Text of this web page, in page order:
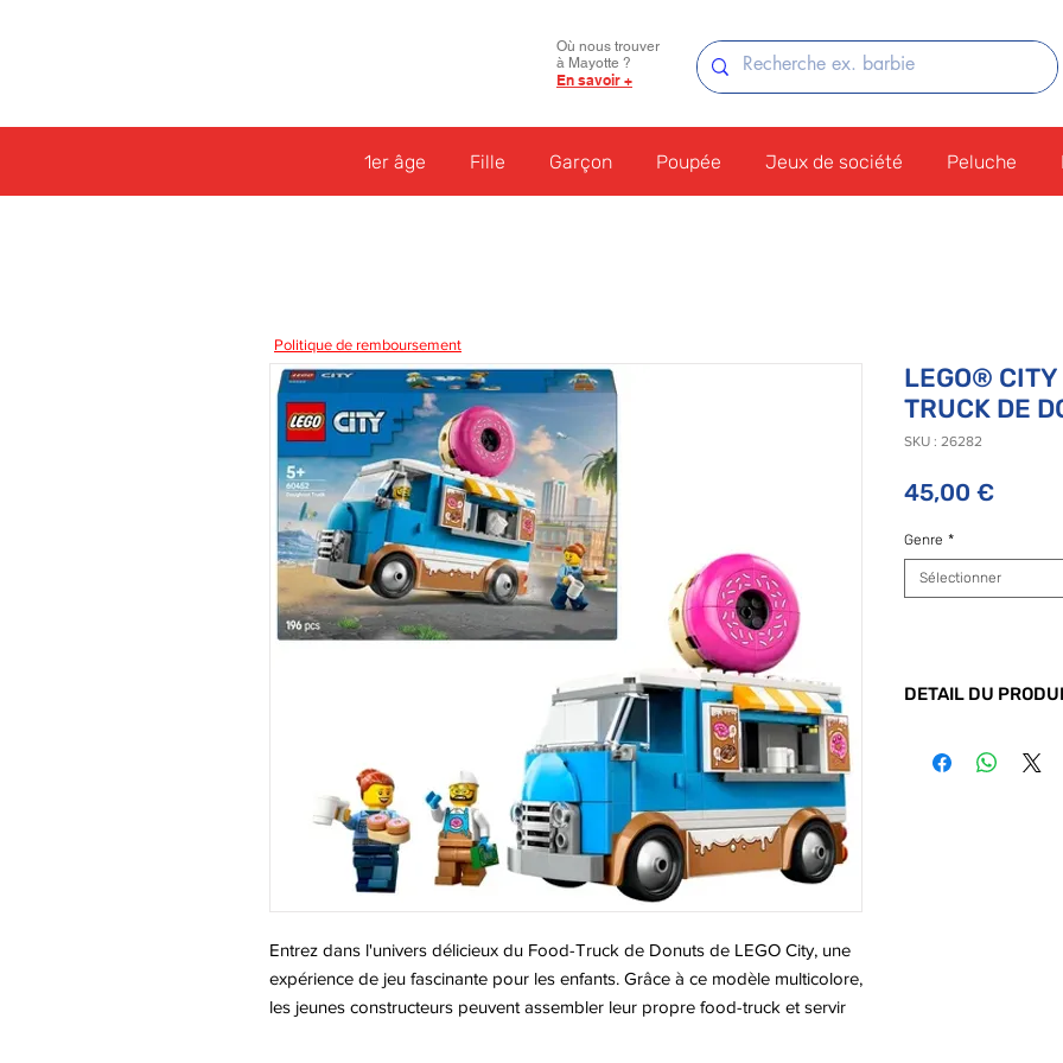
Où nous trouver
à Mayotte ?
En savoir +
1er âge Fille Garçon Poupée Jeux de société Peluche
Entrez dans l'univers délicieux du Food-Truck de Donuts de LEGO City, une
expérience de jeu fascinante pour les enfants. Grâce à ce modèle multicolore,
les jeunes constructeurs peuvent assembler leur propre food-truck et servir
LEGO®
TRUCK DE
SKU : 26282
45,00 €Prix
Genre *
Sélectionner
DETAIL DU
Politique de remboursement